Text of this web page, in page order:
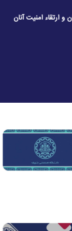
امنیت آنان